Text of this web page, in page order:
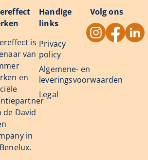
is
van
en
de David
in
Handige
links
Privacy
policy
Algemene- en
leveringsvoorwaarden
Legal
Volg ons